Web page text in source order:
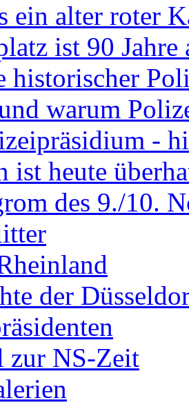
ein alter roter
ist 90
historischer
warum
-
ist heute
des 9./10.
der
zur NS-Zeit